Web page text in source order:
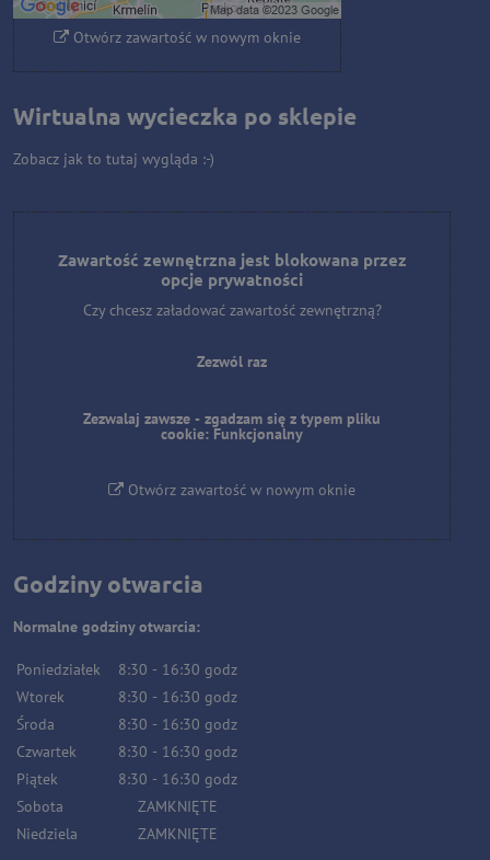
Otwórz zawartość w nowym oknie
Wirtualna wycieczka po sklepie
Zobacz jak to tutaj wygląda :-)
Zawartość zewnętrzna jest blokowana przez
opcje prywatności
Czy chcesz załadować zawartość zewnętrzną?
Zezwól raz
Zezwalaj zawsze - zgadzam się z typem pliku
cookie: Funkcjonalny
Otwórz zawartość w nowym oknie
Godziny otwarcia
Normalne godziny otwarcia:
Poniedziałek 8:30 - 16:30 godz
Wtorek
8:30 - 16:30 godz
Środa
8:30 - 16:30 godz
Czwartek
8:30 - 16:30 godz
Piątek
8:30 - 16:30 godz
Sobota
ZAMKNIĘTE
Niedziela
ZAMKNIĘTE